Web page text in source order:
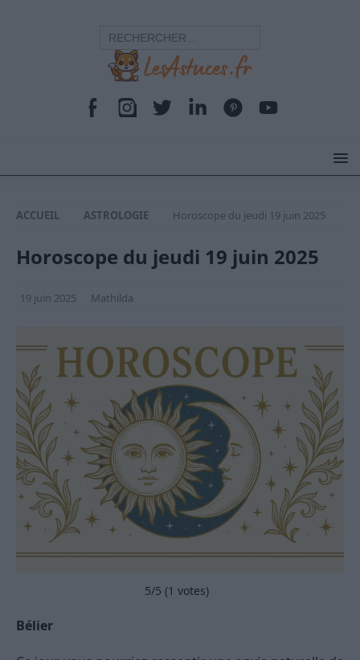
ACCUEIL ASTROLOGIE Horoscope du jeudi 19 juin 2025
Horoscope du jeudi 19 juin 2025
19 juin 2025 Mathilda
5/5 (1 votes)
Bélier